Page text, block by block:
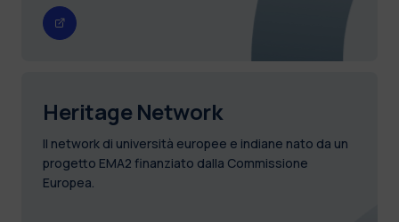
Heritage Network
Il network di università europee e indiane nato da un
progetto EMA2 finanziato dalla Commissione
Europea.